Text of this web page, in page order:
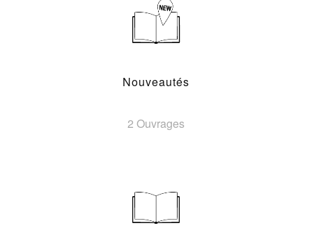
Nouveautés
2 Ouvrages